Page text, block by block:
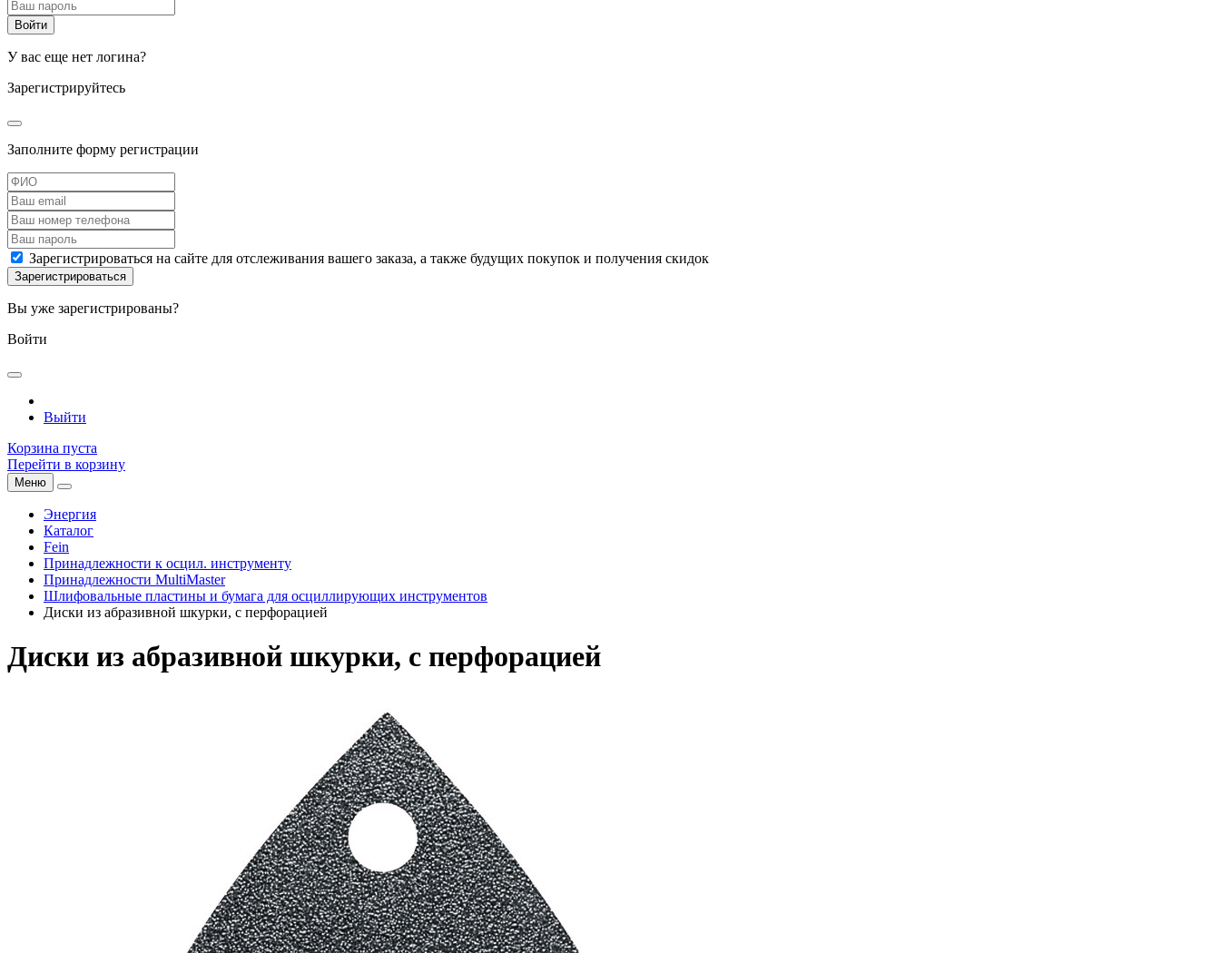
У вас еще нет логина?
Зарегистрируйтесь
Заполните форму регистрации
Зарегистрироваться на сайте для отслеживания вашего заказа, а также будущих покупок и получения скидок
Вы уже зарегистрированы?
Войти
Выйти
Корзина пуста
Перейти в корзину
Меню
Энергия
Каталог
Fein
Принадлежности к осцил. инструменту
Принадлежности MultiMaster
Шлифовальные пластины и бумага для осциллирующих инструментов
Диски из абразивной шкурки, с перфорацией
Диски из абразивной шкурки, с перфорацией